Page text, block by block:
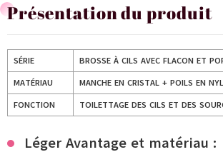
Présentation du produit
SÉRIE
BROSSE À CILS AVEC FLACON ET
MATÉRIAU
MANCHE EN CRISTAL + POILS EN
FONCTION
TOILETTAGE DES CILS ET DES
Léger Avantage et matériau :